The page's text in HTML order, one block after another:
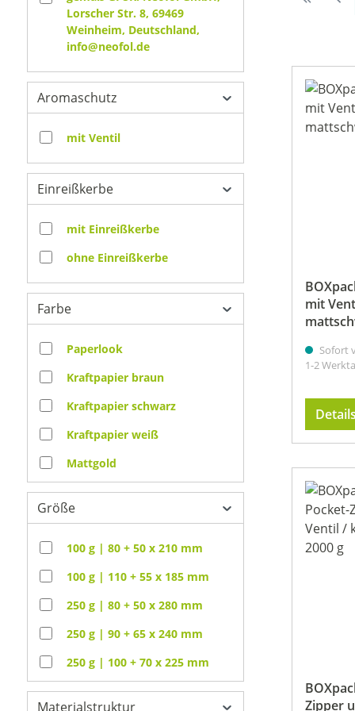
Lorscher Str. 8, 69469
Weinheim, Deutschland,
info@neofol.de
Aromaschutz
mit Ventil
Einreißkerbe
mit Einreißkerbe
ohne Einreißkerbe
Farbe
Paperlook
Kraftpapier braun
Kraftpapier schwarz
Kraftpapier weiß
Mattgold
Mattrot
Mattschwarz
Mattsilber
Mattweiß
Größe
100 g | 80 + 50 x 210 mm
100 g | 110 + 55 x 185 mm
250 g | 80 + 50 x 280 mm
250 g | 90 + 65 x 240 mm
250 g | 100 + 70 x 225 mm
250 g | 100 + 80 x 245 mm
Materialstruktur
mit
Sofort
1-2
Details
Zipper